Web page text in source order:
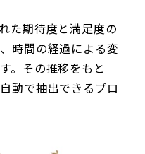
た期待度と満足度の
時間の経過による変
。その推移をもと
動で抽出できるプロ